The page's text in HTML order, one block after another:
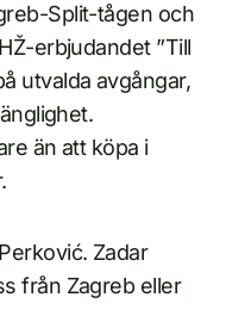
Split-tågen och
erbjudandet ”Till
utvalda avgångar,
än att köpa i
Zadar
från Zagreb eller